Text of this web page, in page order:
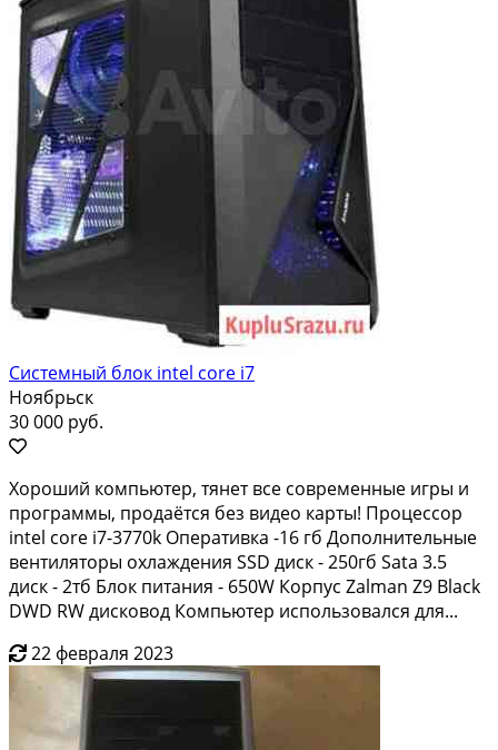
Системный блок intel core i7
Ноябрьск
30 000 руб.
Хороший компьютер, тянет все современные игры и
программы, продаётся без видео карты! Процессор
intel core i7-3770k Оперативка -16 гб Дополнительные
вентиляторы охлаждения SSD диск - 250гб Sata 3.5
диск - 2тб Блок питания - 650W Корпус Zalman Z9 Black
DWD RW дисковод Компьютер использовался для...
22 февраля 2023